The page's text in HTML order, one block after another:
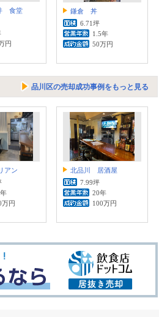
食堂
円
鎌倉 丼
6.71坪
1.5年
50万円
品川区の売却成功事例をもっと見る
アン
万円
北品川 居酒屋
7.99坪
20年
100万円